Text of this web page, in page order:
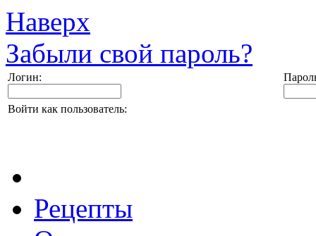
Наверх
Забыли свой пароль?
Логин:
Войти как пользователь:
Рецепты